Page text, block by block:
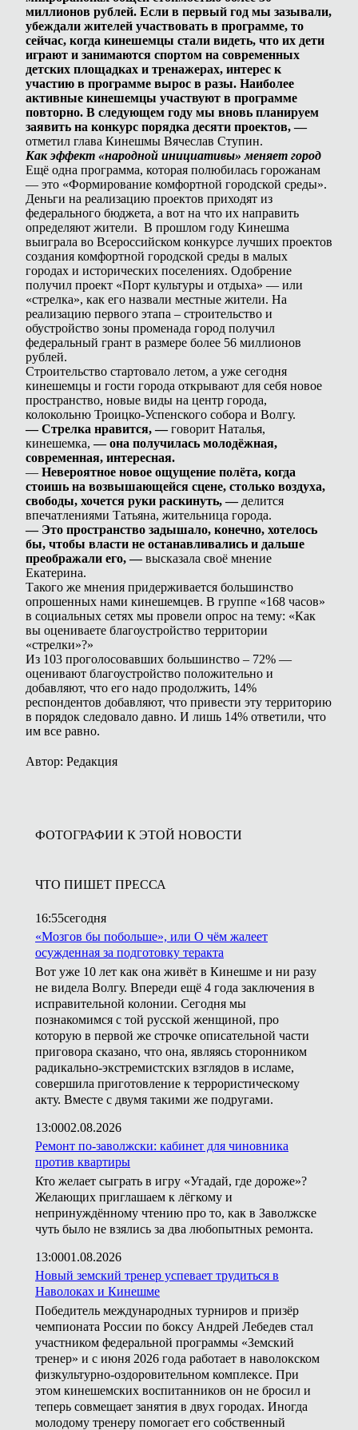
миллионов рублей. Если в первый год мы зазывали,
убеждали жителей участвовать в программе, то
сейчас, когда кинешемцы стали видеть, что их дети
играют и занимаются спортом на современных
детских площадках и тренажерах, интерес к
участию в программе вырос в разы. Наиболее
активные кинешемцы участвуют в программе
повторно. В следующем году мы вновь планируем
заявить на конкурс порядка десяти проектов, —
отметил глава Кинешмы Вячеслав Ступин.
Как эффект «народной инициативы» меняет город
Ещё одна программа, которая полюбилась горожанам
— это «Формирование комфортной городской среды».
Деньги на реализацию проектов приходят из
федерального бюджета, а вот на что их направить
определяют жители. В прошлом году Кинешма
выиграла во Всероссийском конкурсе лучших проектов
создания комфортной городской среды в малых
городах и исторических поселениях. Одобрение
получил проект «Порт культуры и отдыха» — или
«стрелка», как его назвали местные жители. На
реализацию первого этапа – строительство и
обустройство зоны променада город получил
федеральный грант в размере более 56 миллионов
рублей.
Строительство стартовало летом, а уже сегодня
кинешемцы и гости города открывают для себя новое
пространство, новые виды на центр города,
колокольню Троицко-Успенского собора и Волгу.
— Стрелка нравится, —говорит Наталья,
кинешемка,— она получилась молодёжная,
современная, интересная.
— Невероятное новое ощущение полёта, когда
стоишь на возвышающейся сцене, столько воздуха,
свободы, хочется руки раскинуть, —делится
впечатлениями Татьяна, жительница города.
— Это пространство задышало, конечно, хотелось
бы, чтобы власти не останавливались и дальше
преображали его, —высказала своё мнение
Екатерина.
Такого же мнения придерживается большинство
опрошенных нами кинешемцев. В группе «168 часов»
в социальных сетях мы провели опрос на тему: «Как
вы оцениваете благоустройство территории
«стрелки»?»
Из 103 проголосовавших большинство – 72% —
оценивают благоустройство положительно и
добавляют, что его надо продолжить, 14%
респондентов добавляют, что привести эту территорию
в порядок следовало давно. И лишь 14% ответили, что
им все равно.
Автор: Редакция
ФОТОГРАФИИ К ЭТОЙ НОВОСТИ
ЧТО ПИШЕТ ПРЕССА
16:55сегодня
«Мозгов бы побольше», или О чём жалеет
осужденная за подготовку теракта
Вот уже 10 лет как она живёт в Кинешме и ни разу
не видела Волгу. Впереди ещё 4 года заключения в
исправительной колонии. Сегодня мы
познакомимся с той русской женщиной, про
которую в первой же строчке описательной части
приговора сказано, что она, являясь сторонником
радикально-экстремистских взглядов в исламе,
совершила приготовление к террористическому
акту. Вместе с двумя такими же подругами.
13:0002.08.2026
Ремонт по-заволжски: кабинет для чиновника
против квартиры
Кто желает сыграть в игру «Угадай, где дороже»?
Желающих приглашаем к лёгкому и
непринуждённому чтению про то, как в Заволжске
чуть было не взялись за два любопытных ремонта.
13:0001.08.2026
Новый земский тренер успевает трудиться в
Наволоках и Кинешме
Победитель международных турниров и призёр
чемпионата России по боксу Андрей Лебедев стал
участником федеральной программы «Земский
тренер» и с июня 2026 года работает в наволокском
физкультурно-оздоровительном комплексе. При
этом кинешемских воспитанников он не бросил и
теперь совмещает занятия в двух городах. Иногда
молодому тренеру помогает его собственный